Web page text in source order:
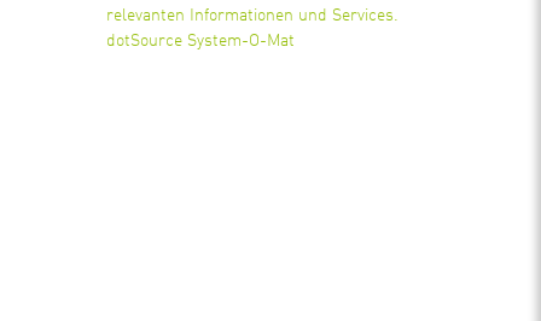
relevanten Informationen und Services.
dotSource System-O-Mat